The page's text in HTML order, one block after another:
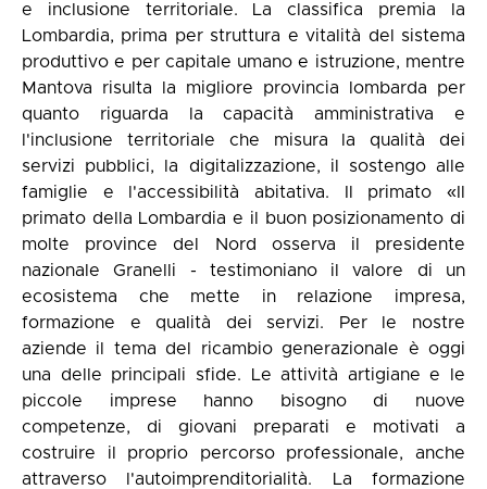
e inclusione territoriale. La classifica premia la
Lombardia, prima per struttura e vitalità del sistema
produttivo e per capitale umano e istruzione, mentre
Mantova risulta la migliore provincia lombarda per
quanto riguarda la capacità amministrativa e
l'inclusione territoriale che misura la qualità dei
servizi pubblici, la digitalizzazione, il sostengo alle
famiglie e l'accessibilità abitativa. Il primato «Il
primato della Lombardia e il buon posizionamento di
molte province del Nord osserva il presidente
nazionale Granelli - testimoniano il valore di un
ecosistema che mette in relazione impresa,
formazione e qualità dei servizi. Per le nostre
aziende il tema del ricambio generazionale è oggi
una delle principali sfide. Le attività artigiane e le
piccole imprese hanno bisogno di nuove
competenze, di giovani preparati e motivati a
costruire il proprio percorso professionale, anche
attraverso l'autoimprenditorialità. La formazione